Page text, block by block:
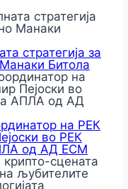
стратегија за
Битола
на РЕК
во РЕК
од АД ЕСМ